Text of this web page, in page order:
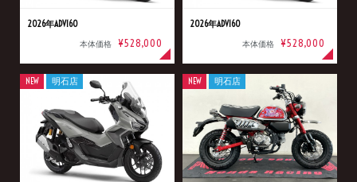
2026年ADV160
本体価格 ¥528,000
2026年ADV160
本体価格 ¥528,000
NEW 明石店 NEW 明石店